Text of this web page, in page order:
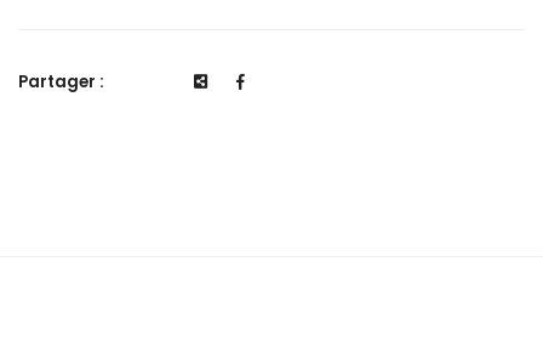
Partager :